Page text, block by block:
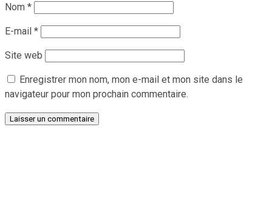
Nom *
E-mail *
Site web
Enregistrer mon nom, mon e-mail et mon site dans le
navigateur pour mon prochain commentaire.